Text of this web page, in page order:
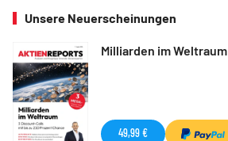
Unsere Neuerscheinungen
Milliarden im Weltraum
49,99 €